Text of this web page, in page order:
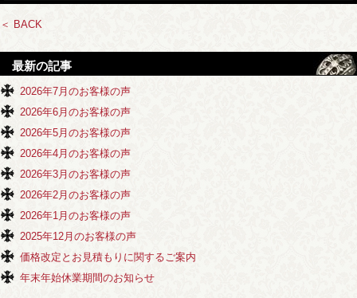
＜ BACK
最新の記事
2026年7月のお客様の声
2026年6月のお客様の声
2026年5月のお客様の声
2026年4月のお客様の声
2026年3月のお客様の声
2026年2月のお客様の声
2026年1月のお客様の声
2025年12月のお客様の声
価格改定とお見積もりに関するご案内
年末年始休業期間のお知らせ